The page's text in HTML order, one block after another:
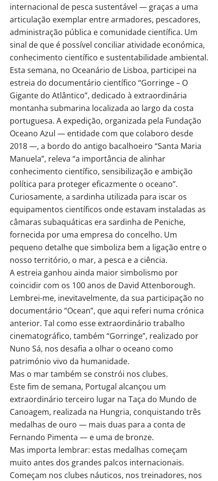
internacional de pesca sustentável — graças a uma
articulação exemplar entre armadores, pescadores,
administração pública e comunidade científica. Um
sinal de que é possível conciliar atividade económica,
conhecimento científico e sustentabilidade ambiental.
Esta semana, no Oceanário de Lisboa, participei na
estreia do documentário científico “Gorringe – O
Gigante do Atlântico”, dedicado à extraordinária
montanha submarina localizada ao largo da costa
portuguesa. A expedição, organizada pela Fundação
Oceano Azul — entidade com que colaboro desde
2018 —, a bordo do antigo bacalhoeiro “Santa Maria
Manuela”, releva “a importância de alinhar
conhecimento científico, sensibilização e ambição
política para proteger eficazmente o oceano”.
Curiosamente, a sardinha utilizada para iscar os
equipamentos científicos onde estavam instaladas as
câmaras subaquáticas era sardinha de Peniche,
fornecida por uma empresa do concelho. Um
pequeno detalhe que simboliza bem a ligação entre o
nosso território, o mar, a pesca e a ciência.
A estreia ganhou ainda maior simbolismo por
coincidir com os 100 anos de David Attenborough.
Lembrei-me, inevitavelmente, da sua participação no
documentário “Ocean”, que aqui referi numa crónica
anterior. Tal como esse extraordinário trabalho
cinematográfico, também “Gorringe”, realizado por
Nuno Sá, nos desafia a olhar o oceano como
património vivo da humanidade.
Mas o mar também se constrói nos clubes.
Este fim de semana, Portugal alcançou um
extraordinário terceiro lugar na Taça do Mundo de
Canoagem, realizada na Hungria, conquistando três
medalhas de ouro — mais duas para a conta de
Fernando Pimenta — e uma de bronze.
Mas importa lembrar: estas medalhas começam
muito antes dos grandes palcos internacionais.
Começam nos clubes náuticos, nos treinadores, nos